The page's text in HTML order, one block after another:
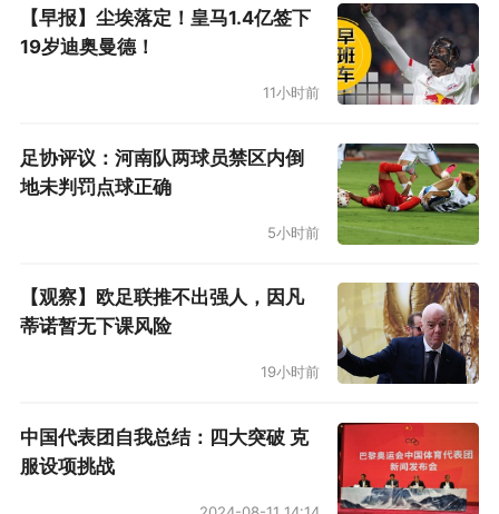
【早报】尘埃落定！皇马1.4亿签下
19岁迪奥曼德！
11小时前
足协评议：河南队两球员禁区内倒
地未判罚点球正确
5小时前
【观察】欧足联推不出强人，因凡
蒂诺暂无下课风险
19小时前
中国代表团自我总结：四大突破 克
服设项挑战